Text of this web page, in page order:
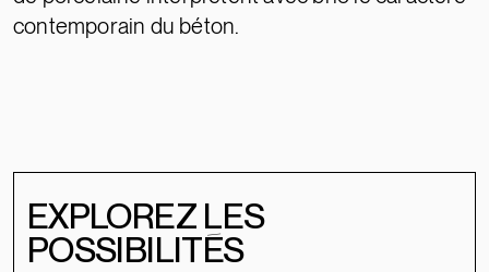
contemporain du béton.
EXPLOREZ LES
POSSIBILITÉS